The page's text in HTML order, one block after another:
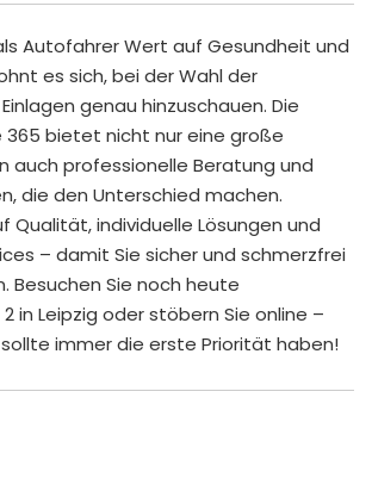
Autofahrer Wert auf Gesundheit und
es sich, bei der Wahl der
genau hinzuschauen. Die
365 bietet nicht nur eine große
auch professionelle Beratung und
die den Unterschied machen.
Qualität, individuelle Lösungen und
– damit Sie sicher und schmerzfrei
Besuchen Sie noch heute
in Leipzig oder stöbern Sie online –
immer die erste Priorität haben!